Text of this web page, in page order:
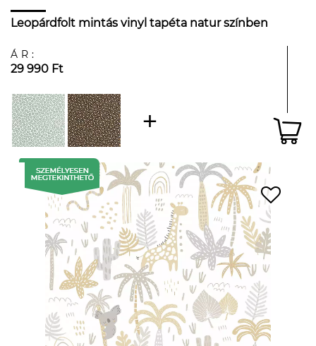
Leopárdfolt mintás vinyl tapéta natur színben
ÁR:
29 990 Ft